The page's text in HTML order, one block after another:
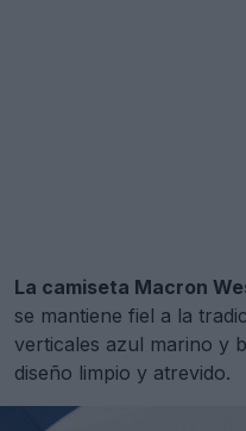
La camiseta Macron
se mantiene fiel a la
verticales azul marino y
diseño limpio y atrevido.